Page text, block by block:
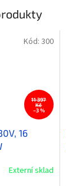
11 397
Kč
–3 %
16
Externí sklad
Kód: 300